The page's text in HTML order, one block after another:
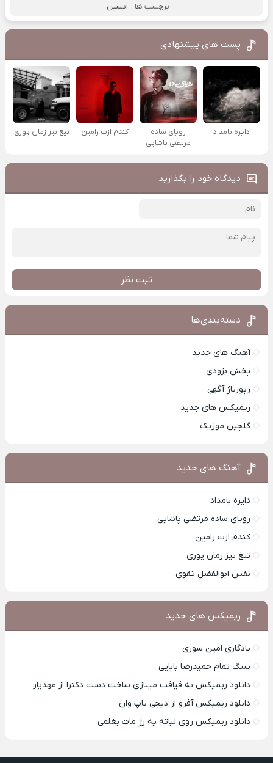
برچسب ها : ایسین
پست های پیشنهادی
دایره بامداد
رویای ساده
مرتضی پاشایی
کندم ازت رامین تیغ تیز زمان پوری
دیدگاه خود را بگذارید
ثبت نظر
دسته‌بندی‌ها
آهنگ های جدید
پخش بزودی
رپورتاژ آگهی
ریمیکس های جدید
گلچین موزیک
آهنگ های جدید
دایره بامداد
رویای ساده مرتضی پاشایی
کندم ازت رامین
تیغ تیز زمان پوری
نفس ابوالفضل تقوی
ریمیکس های جدید
یادگاری امین سوری
سنگ تمام حمیدرضا بابایی
دانلود ریمیکس به قیافت مینازی ساخت دست دکترا از مهدیار
دانلود ریمیکس آفرو از ديجی تاپ وان
دانلود ریمیکس روی لباته یه رژ مات بغلمی